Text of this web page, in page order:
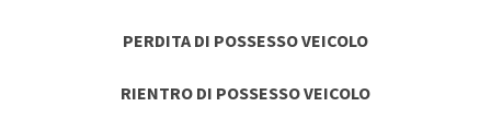
PERDITA DI POSSESSO VEICOLO
RIENTRO DI POSSESSO VEICOLO